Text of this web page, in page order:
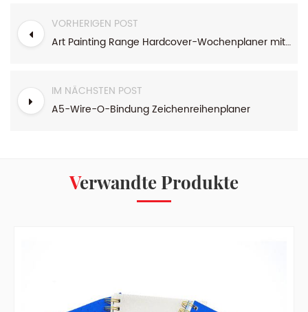
VORHERIGEN POST
Art Painting Range Hardcover-Wochenplaner mit Top-Bindung
IM NÄCHSTEN POST
A5-Wire-O-Bindung Zeichenreihenplaner
Verwandte Produkte